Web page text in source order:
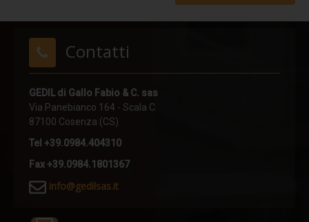
RING
UNDER FIX
UNDER FLEX
PLATE X
PLATE X PLUS
CRIMP
PLATE A
Contatti
GEDIL di Gallo Fabio & C. sas
Via Panebianco 164 - Scala C
87100 Cosenza (CS)
Tel +39.0984.404310
Fax +39.0984.1801367
info@gedilsas.it